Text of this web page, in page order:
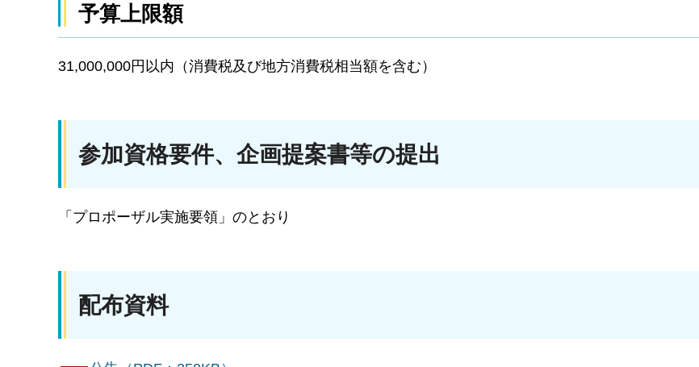
予算上限額
31,000,000円以内（消費税及び地方消費税相当額を含む）
参加資格要件、企画提案書等の提出
「プロポーザル実施要領」のとおり
配布資料